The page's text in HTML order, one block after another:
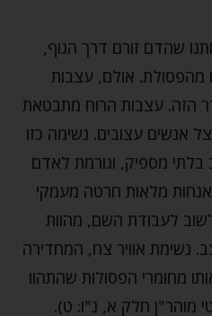
שהדם זורם דרך הגוף,
מהפסולת. אולם, עצבות
הזה. עצבות הרוח מתבטאת
אנשים עצובים. נשימה כזו
מספיק, וגורמת לאדם
מלאות חרטה מעמקי
לעבודת השם, מהוות
נשימת אוויר צח, המחדירה
מחומרי הפסולות שהתהוו
מוהר"ן חלק א, נ"ו: ט).